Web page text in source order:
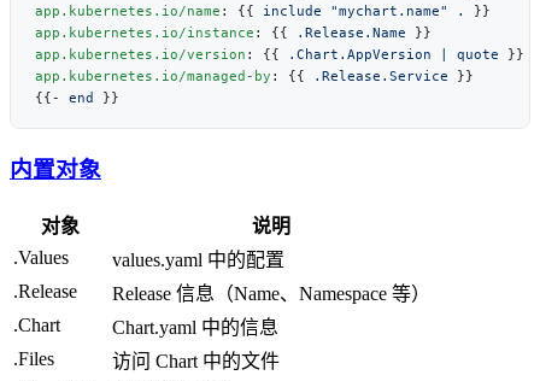
app.kubernetes.io/name : {{ include "mychart.name" .
app.kubernetes.io/instance : {{ .Release.Name
app.kubernetes.io/version : {{ .Chart.AppVersion | quote
app.kubernetes.io/managed-by : {{ .Release.Service
{{- end
内置对象
对象
说明
.Values
values.yaml 中的配置
.Release
Release 信息（Name、Namespace 等）
.Chart
Chart.yaml 中的信息
.Files
访问 Chart 中的文件